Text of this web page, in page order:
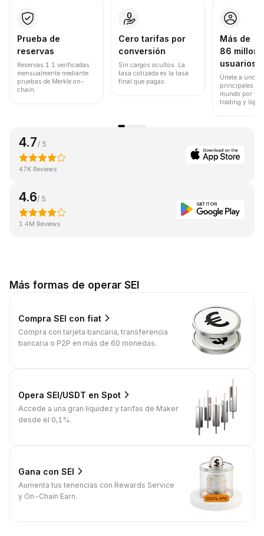
Prueba de
reservas
Reservas 1:1 verificadas
mensualmente mediante
pruebas de Merkle on-
chain.
Cero tarifas por
conversión
Sin cargos ocultos. La
tasa cotizada es la tasa
final que pagas.
Más de
86
usuarios
Únete a uno
principales
mundo por
trading y
4.7/ 5
47K Reviews
4.6/ 5
1.4M Reviews
Más formas de operar SEI
Compra SEI con fiat
Compra con tarjeta bancaria, transferencia
bancaria o P2P en más de 60 monedas.
Opera SEI/USDT en Spot
Accede a una gran liquidez y tarifas de Maker
desde el 0,1%.
Gana con SEI
Aumenta tus tenencias con Rewards Service
y On-Chain Earn.